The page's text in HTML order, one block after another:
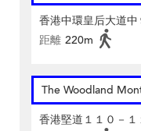
香港中環皇后大道
距離 220m
The Woodland
香港堅道１１０－